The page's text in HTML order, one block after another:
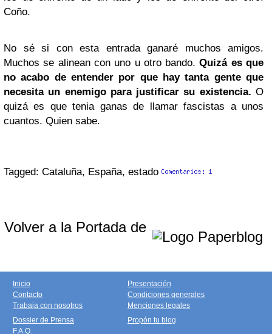
Coño.
No sé si con esta entrada ganaré muchos amigos.
Muchos se alinean con uno u otro bando.Quizá es que
no acabo de entender por que hay tanta gente que
necesita un enemigo para justificar su existencia. O
quizá es que tenia ganas de llamar fascistas a unos
cuantos. Quien sabe.
Tagged: Cataluña, España, estado
Volver a la Portada de
Inicio
Contacto
Trabaja con nosotros
Presentación
Condiciones generales
Menciones legales
Dossier de Prensa
F.A.Q.
Propón tu blog